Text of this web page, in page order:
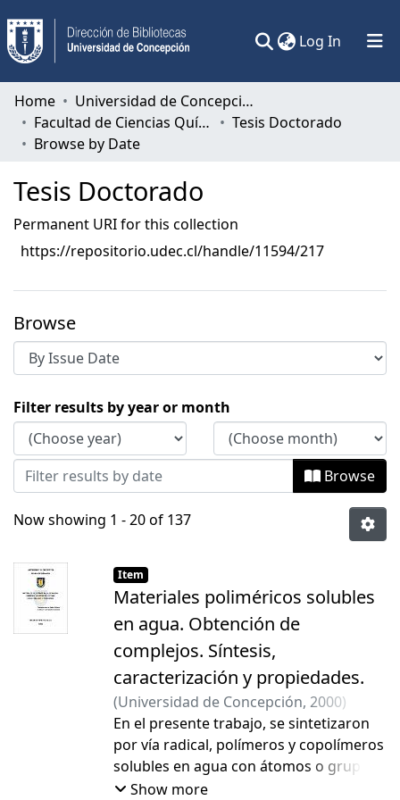
Log In (current)
Communities & Collections
All of DSpace
Home
Universidad de Concepción
Facultad de Ciencias Químicas
Tesis Doctorado
Browse by Date
Tesis Doctorado
Permanent URI for this collection
https://repositorio.udec.cl/handle/11594/217
Browse
Browsing Tesis Doctorado by Issue Date
Filter results by year or month
Browse
Now showing 1 - 20 of 137
Item
Materiales poliméricos solubles
en agua. Obtención de
complejos. Síntesis,
caracterización y propiedades.
(Universidad de Concepción, 2000)
Pereira Ulloa, Eduardo Domingo;Rivas
Quiroz, Bernabé Luis
En el presente trabajo, se sintetizaron
por vía radical, polímeros y copolímeros
solubles en agua con átomos o grupos
ligantes de metales, tales como: poli(4-
Show more